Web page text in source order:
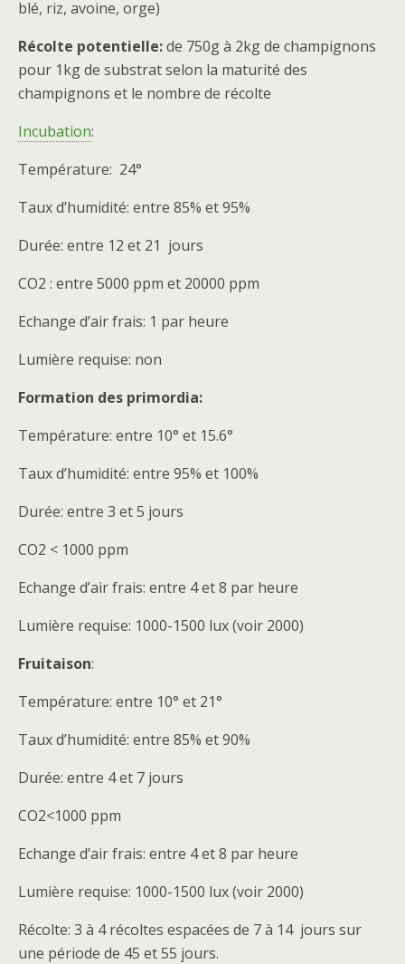
blé, riz, avoine, orge)
Récolte potentielle:de 750g à 2kg de champignons
pour 1kg de substrat selon la maturité des
champignons et le nombre de récolte
Incubation:
Température: 24°
Taux d’humidité: entre 85% et 95%
Durée: entre 12 et 21 jours
CO2 : entre 5000 ppm et 20000 ppm
Echange d’air frais: 1 par heure
Lumière requise: non
Formation des primordia:
Température: entre 10° et 15.6°
Taux d’humidité: entre 95% et 100%
Durée: entre 3 et 5 jours
CO2 < 1000 ppm
Echange d’air frais: entre 4 et 8 par heure
Lumière requise: 1000-1500 lux (voir 2000)
Fruitaison:
Température: entre 10° et 21°
Taux d’humidité: entre 85% et 90%
Durée: entre 4 et 7 jours
CO2<1000 ppm
Echange d’air frais: entre 4 et 8 par heure
Lumière requise: 1000-1500 lux (voir 2000)
Récolte: 3 à 4 récoltes espacées de 7 à 14 jours sur
une période de 45 et 55 jours.